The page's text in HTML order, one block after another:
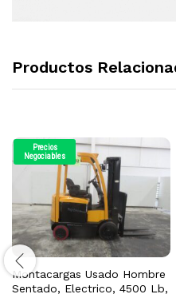
Productos
Precios
Negociables
Montacargas Usado Hombre
Sentado, Electrico, 4500 Lb,